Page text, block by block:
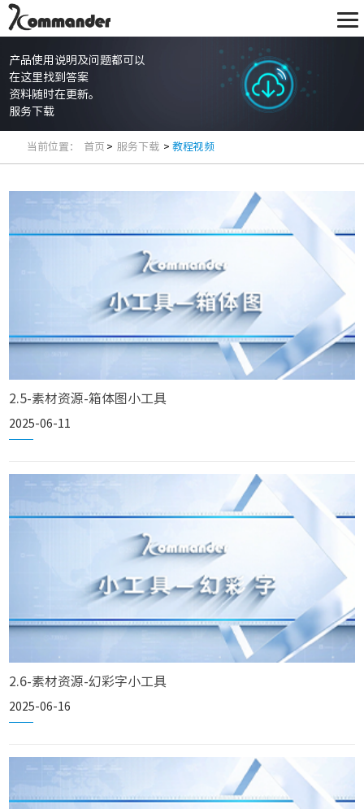
产品使用说明及问题都可以
在这里找到答案
资料随时在更新。
服务下载
当前位置： 首页 > 服务下载 >教程视频
2.5-素材资源-箱体图小工具
2025-06-11
2.6-素材资源-幻彩字小工具
2025-06-16